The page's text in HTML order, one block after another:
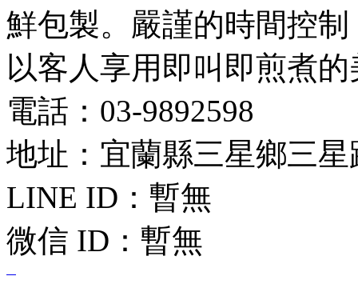
鮮包製。嚴謹的時間控
以客人享用即叫即煎煮
電話：03-9892598
地址：宜蘭縣三星鄉三星
LINE ID： 暫無
微信 ID： 暫無